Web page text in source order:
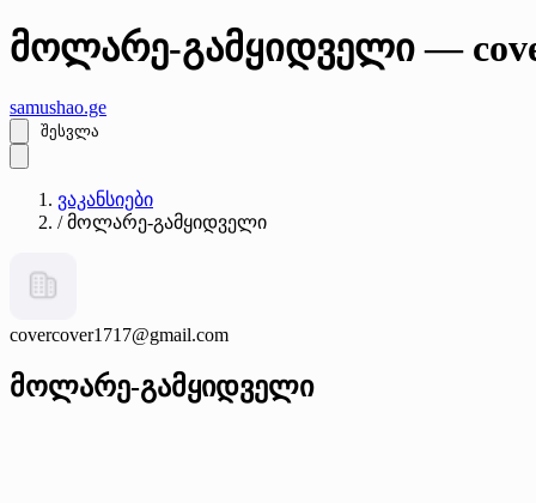
მოლარე-გამყიდველი —
samushao.ge
შესვლა
ვაკანსიები
/ მოლარე-გამყიდველი
covercover1717@gmail.com
მოლარე-გამყიდველი